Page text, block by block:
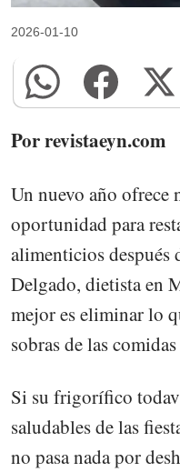
2026-01-10
Por revistaeyn.com
Un nuevo año ofrece
oportunidad para
alimenticios después
Delgado, dietista en
mejor es eliminar lo
sobras de las
Si su frigorífico
saludables de las
no pasa nada por